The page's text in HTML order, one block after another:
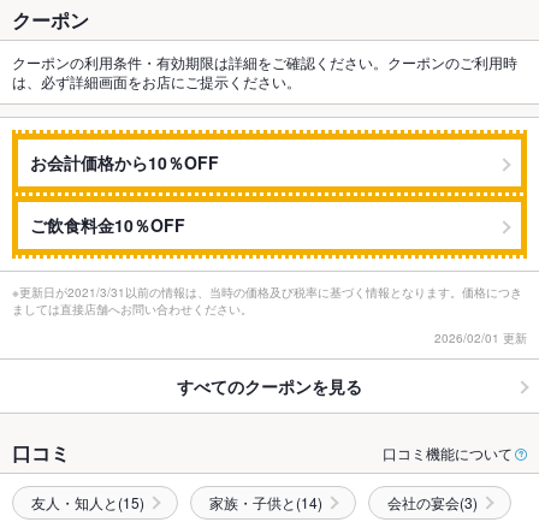
クーポン
クーポンの利用条件・有効期限は詳細をご確認ください。クーポンのご利用時
は、必ず詳細画面をお店にご提示ください。
お会計価格から10％OFF
ご飲食料金10％OFF
※更新日が2021/3/31以前の情報は、当時の価格及び税率に基づく情報となります。価格につき
ましては直接店舗へお問い合わせください。
2026/02/01 更新
すべてのクーポンを見る
口コミ 口コミ機能について
友人・知人と(15) 家族・子供と(14) 会社の宴会(3)